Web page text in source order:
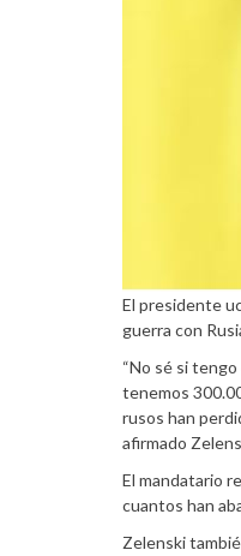
El presidente
guerra con
“No sé si
tenemos
rusos han
afirmado
El mandatario
cuantos han
Zelenski